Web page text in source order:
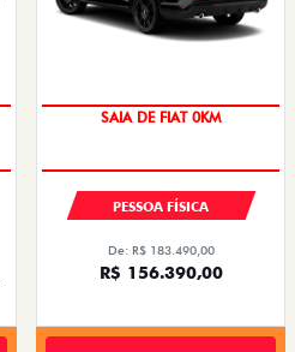
SAIA DE FIAT 0KM
PESSOA FÍSICA
De: R$ 183.490,00
R$ 156.390,00